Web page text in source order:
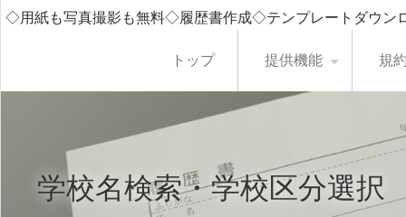
◇用紙も写真撮影も無料◇履歴書作成◇テンプレートダウ
トップ 提供機能 規
学校名検索・学校区分選択